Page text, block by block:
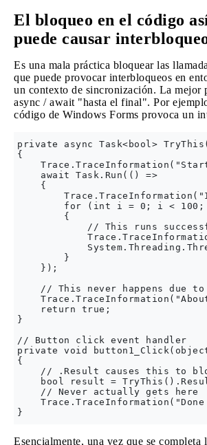
El bloqueo en el código
puede causar
Es una mala práctica bloquear las
que puede provocar interbloqueos en
un contexto de sincronización. La mejor
async / await "hasta el final". Por
código de Windows Forms provoca un
private async Task<bool>
{
    await Task.Run(() =>
    {
for (int i = 0; i < 100;
        {
// This runs
        }
    });
// This never happens due
    return true;
}
// Button click event handler
private void
{
// .Result causes this to
bool result =
    // Never actually gets here
Trace.TraceInformation("Done
Esencialmente, una vez que se completa